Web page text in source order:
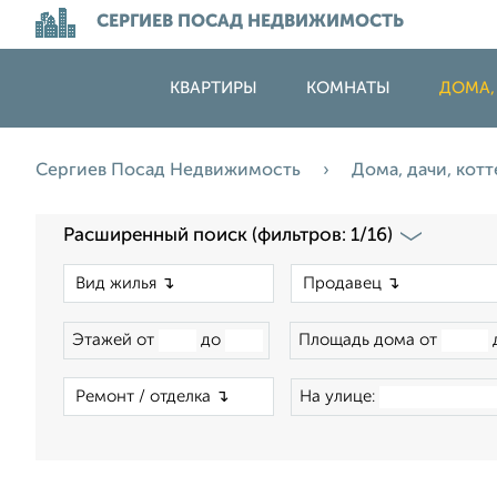
СЕРГИЕВ ПОСАД НЕДВИЖИМОСТЬ
КВАРТИРЫ КОМНАТЫ ДОМА,
Сергиев Посад Недвижимость Дома, дачи,
Расширенный поиск (фильтров: 1/16)
Этажей от до Площадь дома от
На улице: